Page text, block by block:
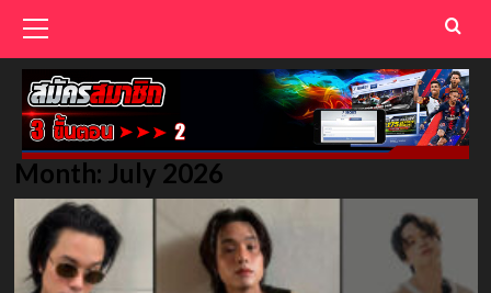
Menu
Month: July 2026